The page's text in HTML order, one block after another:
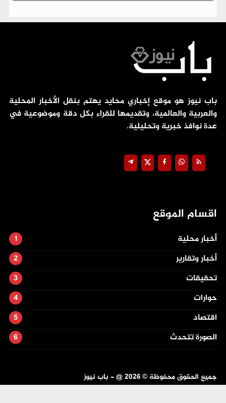
باب نيوز هو موقع إخباري محايد يهتم بنقل الأخبار المحلية
والعربية والعالمية، وتقديمها للقراء بكل دقة وموضوعية في
عدة نوافذ خبرية وتحليلية.
اقسام الموقع
أخبار محلية
أخبار وتقارير
تحقيقات
حوارات
اقتصاد
الصورة تتحدث
جميع الحقوق محفوظة ©2026@ - باب نيوز